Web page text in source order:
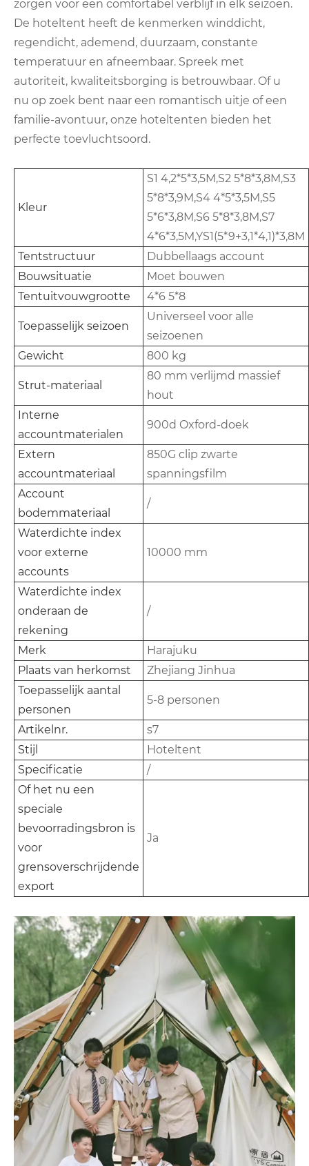
zorgen voor een comfortabel verblijf in elk seizoen.
De hoteltent heeft de kenmerken winddicht,
regendicht, ademend, duurzaam, constante
temperatuur en afneembaar. Spreek met
autoriteit, kwaliteitsborging is betrouwbaar. Of u
nu op zoek bent naar een romantisch uitje of een
familie-avontuur, onze hoteltenten bieden het
perfecte toevluchtsoord.
Kleur
S1 4,2*5*3,5M,S2 5*8*3,8M,S3
5*8*3,9M,S4 4*5*3,5M,S5
5*6*3,8M,S6 5*8*3,8M,S7
4*6*3,5M,YS1(5*9+3,1*4,1)*3,8M
Tentstructuur
Dubbellaags account
Bouwsituatie
Moet bouwen
Tentuitvouwgrootte
4*6 5*8
Toepasselijk seizoen
Universeel voor alle
seizoenen
Gewicht
800 kg
Strut-materiaal
80 mm verlijmd massief
hout
Interne
accountmaterialen
900d Oxford-doek
Extern
accountmateriaal
850G clip zwarte
spanningsfilm
Account
bodemmateriaal
/
Waterdichte index
voor externe
accounts
10000 mm
Waterdichte index
onderaan de
rekening
/
Merk
Harajuku
Plaats van herkomst
Zhejiang Jinhua
Toepasselijk aantal
personen
5-8 personen
Artikelnr.
s7
Stijl
Hoteltent
Specificatie
/
Of het nu een
speciale
bevoorradingsbron is
voor
grensoverschrijdende
export
Ja